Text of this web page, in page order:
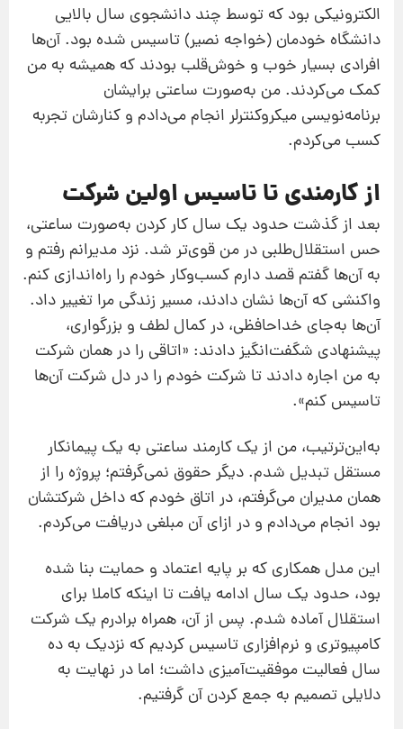
الکترونیکی بود که توسط چند دانشجوی سال بالایی
دانشگاه خودمان (خواجه نصیر) تاسیس شده بود. آن‌ها
افرادی بسیار خوب و خوش‌قلب بودند که همیشه به من
کمک می‌کردند. من به‌صورت ساعتی برایشان
برنامه‌نویسی میکروکنترلر انجام می‌دادم و کنارشان تجربه
کسب می‌کردم.
از کارمندی تا تاسیس اولین شرکت
بعد از گذشت حدود یک سال کار کردن به‌صورت ساعتی،
حس استقلال‌طلبی در من قوی‌تر شد. نزد مدیرانم رفتم و
به آن‌ها گفتم قصد دارم کسب‌وکار خودم را راه‌اندازی کنم.
واکنشی که آن‌ها نشان دادند، مسیر زندگی مرا تغییر داد.
آن‌ها به‌جای خداحافظی، در کمال لطف و بزرگواری،
پیشنهادی شگفت‌انگیز دادند: «اتاقی را در همان شرکت
به من اجاره دادند تا شرکت خودم را در دل شرکت آن‌ها
تاسیس کنم».
به‌این‌ترتیب، من از یک کارمند ساعتی به یک پیمانکار
مستقل تبدیل شدم. دیگر حقوق نمی‌گرفتم؛ پروژه را از
همان مدیران می‌گرفتم، در اتاق خودم که داخل شرکتشان
بود انجام می‌دادم و در ازای آن مبلغی دریافت می‌کردم.
این مدل همکاری که بر پایه اعتماد و حمایت بنا شده
بود، حدود یک سال ادامه یافت تا اینکه کاملا برای
استقلال آماده شدم. پس از آن، همراه برادرم یک شرکت
کامپیوتری و نرم‌افزاری تاسیس کردیم که نزدیک به ده
سال فعالیت موفقیت‌آمیزی داشت؛ اما در نهایت به
دلایلی تصمیم به جمع کردن آن گرفتیم.